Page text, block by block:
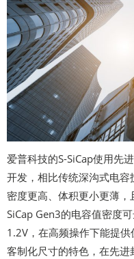
爱普科技的S-SiCap使用先
开发，相比传统深沟式电
密度更高、体积更小更薄
SiCap Gen3的电容值密度
1.2V，在高频操作下能提供
客制化尺寸的特色，在先